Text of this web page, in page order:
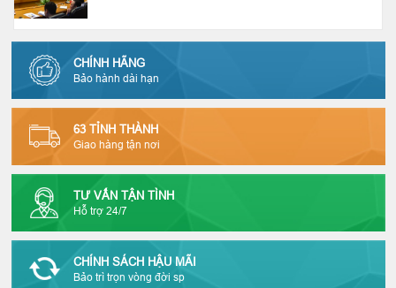
CHÍNH HÃNG
Bảo hành dài hạn
63 TỈNH THÀNH
Giao hàng tận nơi
TƯ VẤN TẬN TÌNH
Hỗ trợ 24/7
CHÍNH SÁCH HẬU MÃI
Bảo trì trọn vòng đời sp